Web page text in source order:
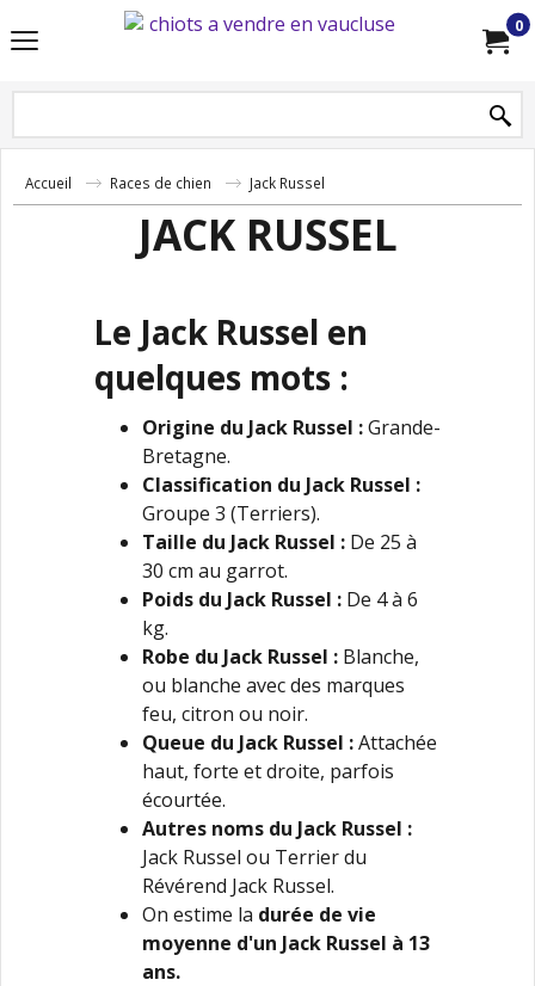
0
Accueil Races de chien Jack Russel
JACK RUSSEL
Le Jack Russel en
quelques mots :
Origine du Jack Russel :Grande-
Bretagne.
Classification du Jack Russel :
Groupe 3 (Terriers).
Taille du Jack Russel : De 25 à
30 cm au garrot.
Poids du Jack Russel : De 4 à 6
kg.
Robe du Jack Russel : Blanche,
ou blanche avec des marques
feu, citron ou noir.
Queue du Jack Russel :Attachée
haut, forte et droite, parfois
écourtée.
Autres noms du Jack Russel :
Jack Russel ou Terrier du
Révérend Jack Russel.
On estime la durée de vie
moyenne d'un Jack Russel à 13
ans.